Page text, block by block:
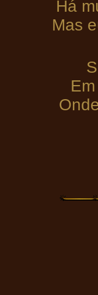
Há
Mas